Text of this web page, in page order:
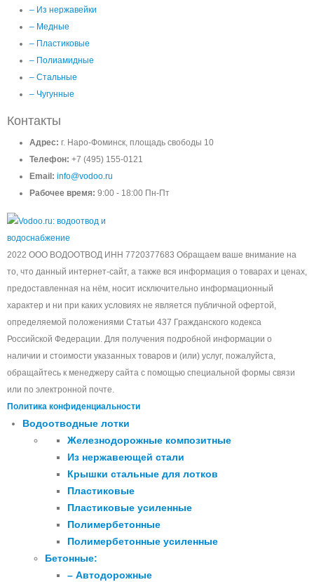
– Из нержавейки
– Медные
– Пластиковые
– Полиамидные
– Стальные
– Чугунные
Контакты
Адрес: г. Наро-Фоминск, площадь свободы 10
Телефон: +7 (495) 155-0121
Email: info@vodoo.ru
Рабочее время: 9:00 - 18:00 Пн-Пт
2022 ООО ВОДООТВОД ИНН 7720377683 Обращаем ваше внимание на
то, что данный интернет-сайт, а также вся информация о товарах и ценах,
предоставленная на нём, носит исключительно информационный
характер и ни при каких условиях не является публичной офертой,
определяемой положениями Статьи 437 Гражданского кодекса
Российской Федерации. Для получения подробной информации о
наличии и стоимости указанных товаров и (или) услуг, пожалуйста,
обращайтесь к менеджеру сайта с помощью специальной формы связи
или по электронной почте.
Политика конфиденциальности
Водоотводные лотки
Железнодорожные композитные
Из нержавеющей стали
Крышки стальные для лотков
Пластиковые
Пластиковые усиленные
Полимербетонные
Полимербетонные усиленные
Бетонные:
– Автодорожные